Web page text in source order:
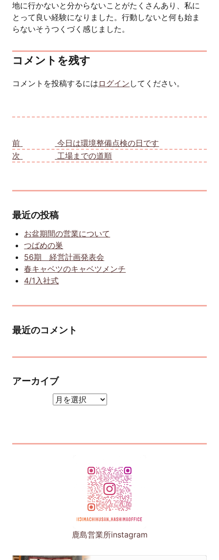
地に行かないと分からないことがたくさんあり、私に
とって良い経験になりました。行動しないと何も始ま
らないそうつくづく感じました。
コメントを残す
コメントを投稿するには ログイン してください。
前
今日は環境整備点検の日です
次
工場までの道順
最近の投稿
お盆期間の営業について
つばめの巣
56期 経営計画発表会
春キャベツのキャベツメンチ
4/1入社式
最近のコメント
アーカイブ
鹿島営業所instagram